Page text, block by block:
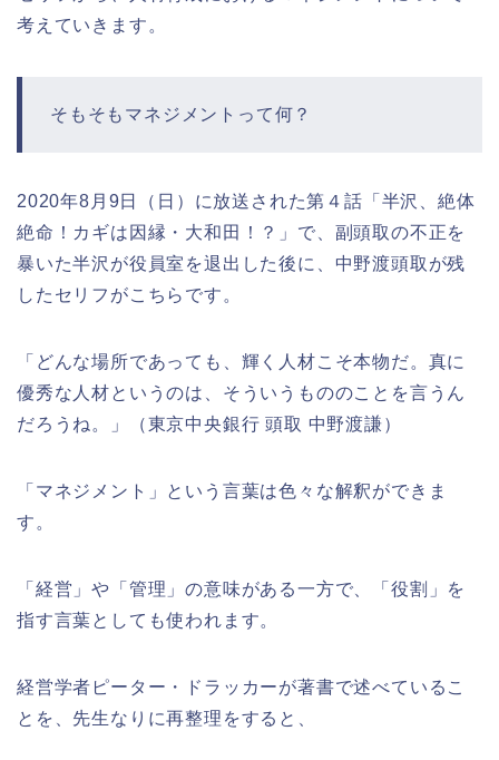
考えていきます。
そもそもマネジメントって何？
2020年8月9日（日）に放送された第４話「半沢、絶体
絶命！カギは因縁・大和田！？」で、副頭取の不正を
暴いた半沢が役員室を退出した後に、中野渡頭取が残
したセリフがこちらです。
「どんな場所であっても、輝く人材こそ本物だ。真に
優秀な人材というのは、そういうもののことを言うん
だろうね。」（東京中央銀行 頭取 中野渡謙）
「マネジメント」という言葉は色々な解釈ができま
す。
「経営」や「管理」の意味がある一方で、「役割」を
指す言葉としても使われます。
経営学者ピーター・ドラッカーが著書で述べているこ
とを、先生なりに再整理をすると、